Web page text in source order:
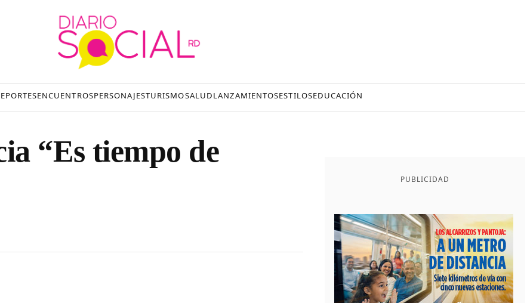
ENCUENTROSPERSONAJESTURISMOSALUDLANZAMIENTOSESTILOSEDUCACIÓN
“Es tiempo de
PUBLICIDAD